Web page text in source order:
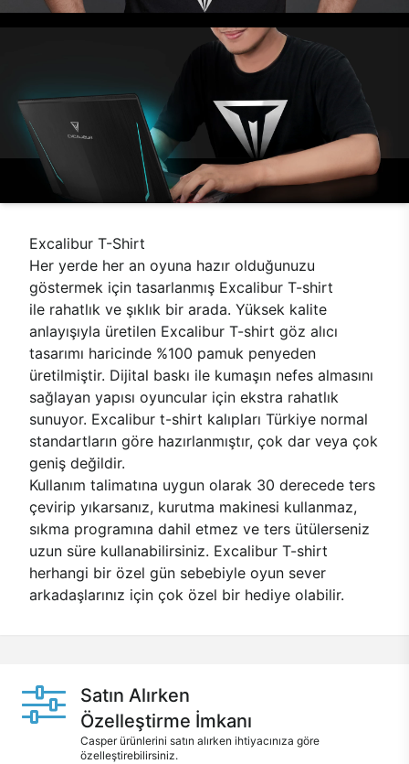
Excalibur T-Shirt
Her yerde her an oyuna hazır olduğunuzu
göstermek için tasarlanmış Excalibur T-shirt
ile rahatlık ve şıklık bir arada. Yüksek kalite
anlayışıyla üretilen Excalibur T-shirt göz alıcı
tasarımı haricinde %100 pamuk penyeden
üretilmiştir. Dijital baskı ile kumaşın nefes almasını
sağlayan yapısı oyuncular için ekstra rahatlık
sunuyor. Excalibur t-shirt kalıpları Türkiye normal
standartların göre hazırlanmıştır, çok dar veya çok
geniş değildir.
Kullanım talimatına uygun olarak 30 derecede ters
çevirip yıkarsanız, kurutma makinesi kullanmaz,
sıkma programına dahil etmez ve ters ütülerseniz
uzun süre kullanabilirsiniz. Excalibur T-shirt
herhangi bir özel gün sebebiyle oyun sever
arkadaşlarınız için çok özel bir hediye olabilir.
Satın Alırken
Özelleştirme İmkanı
Casper ürünlerini satın alırken ihtiyacınıza göre
özelleştirebilirsiniz.